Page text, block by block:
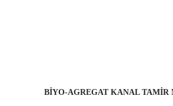
BİYO-AGREGAT KANAL TAMİR